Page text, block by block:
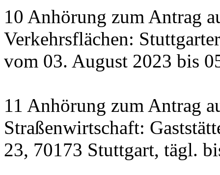
10 Anhörung zum Antrag
Verkehrsflächen:
vom 03. August 2023 bis
11 Anhörung zum Antrag
Straßenwirtschaft:
23, 70173 Stuttgart, tägl.